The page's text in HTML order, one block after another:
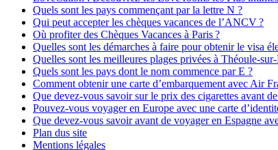
Quels sont les pays commençant par la lettre N ?
Qui peut accepter les chèques vacances de l’ANCV ?
Où profiter des Chèques Vacances à Paris ?
Quelles sont les démarches à faire pour obtenir le visa
Quelles sont les meilleures plages privées à Théoule-
Quels sont les pays dont le nom commence par E ?
Comment obtenir une carte d’embarquement avec Air
Que devez-vous savoir sur le prix des cigarettes avant
Pouvez-vous voyager en Europe avec une carte
Que devez-vous savoir avant de voyager en Espagne
Plan dus site
Mentions légales